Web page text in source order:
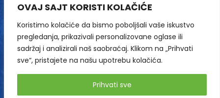
OVAJ SAJT KORISTI KOLAČIĆE
Koristimo kolačiće da bismo poboljšali vaše iskustvo
pregledanja, prikazivali personalizovane oglase ili
sadržaj i analizirali naš saobraćaj. Klikom na „Prihvati
sve“, pristajete na našu upotrebu kolačića.
Prihvati sve
Marketing
Politika privatnosti
Kontakt
Sva prava zadržana / All rights reserved